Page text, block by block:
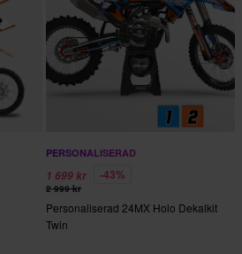
PERSONALISERAD
1 699 kr -43%
2 999 kr
Personaliserad 24MX Holo Dekalkit
Twin